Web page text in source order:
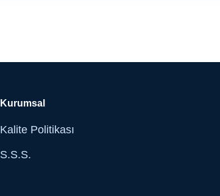
Kurumsal
Kalite Politikası
S.S.S.